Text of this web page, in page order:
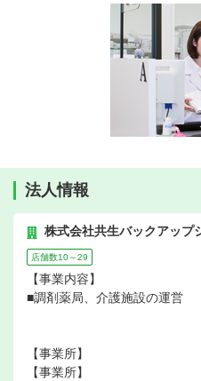
法人情報
株式会社共生バックアップ
店舗数10～29
【事業内容】
■調剤薬局、介護施設の運営
【事業所】
【事業所】